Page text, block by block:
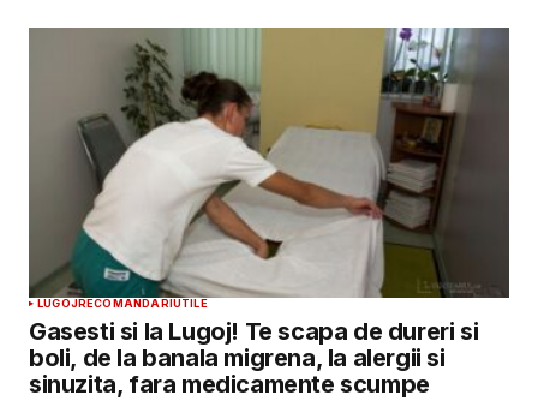
LUGOJRECOMANDARIUTILE
Gasesti si la Lugoj! Te scapa de dureri si
boli, de la banala migrena, la alergii si
sinuzita, fara medicamente scumpe